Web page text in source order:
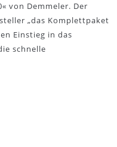
von Demmeler. Der
„das Komplettpaket
Einstieg in das
schnelle